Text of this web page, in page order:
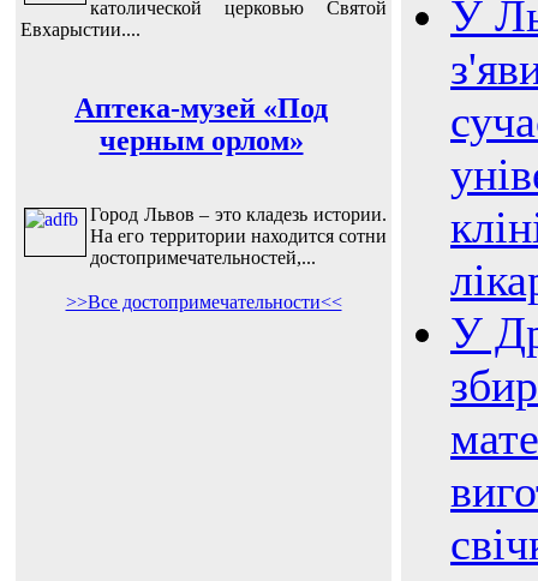
католической церковью Святой
Евхарыстии....
Аптека-музей «Под
черным орлом»
Город Львов – это кладезь истории.
На его территории находится сотни
достопримечательностей,...
>>Все достопримечательности<<
У
У